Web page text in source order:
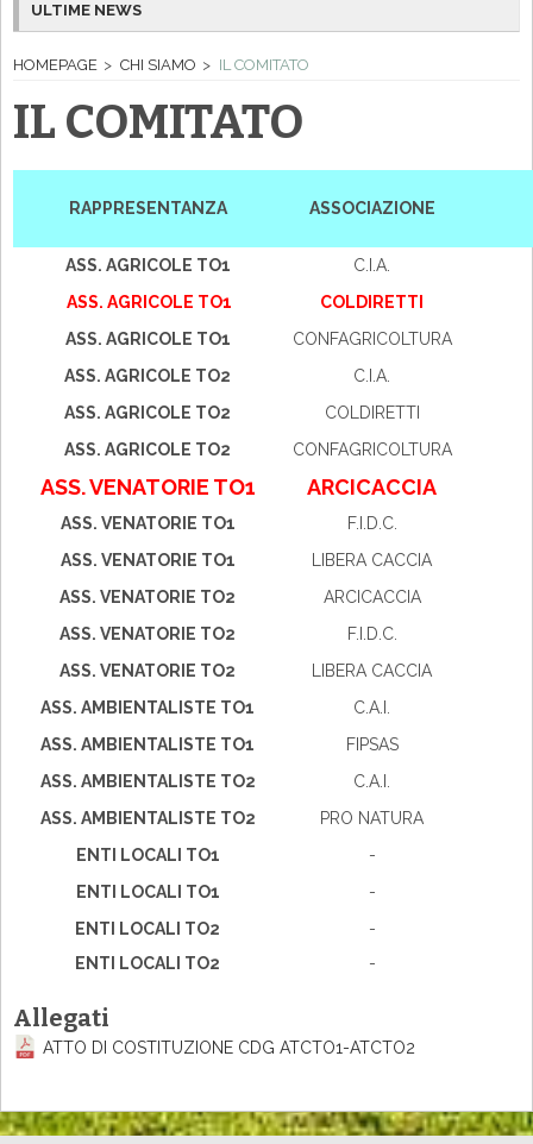
ULTIME NEWS
HOMEPAGE CHI SIAMO IL COMITATO
IL COMITATO
RAPPRESENTANZA ASSOCIAZIONE
ASS. AGRICOLE TO1
C.I.A.
ASS. AGRICOLE TO1
COLDIRETTI
ASS. AGRICOLE TO1
CONFAGRICOLTURA
ASS. AGRICOLE TO2
C.I.A.
ASS. AGRICOLE TO2
COLDIRETTI
ASS. AGRICOLE TO2
CONFAGRICOLTURA
ASS. VENATORIE TO1 ARCICACCIA
ASS. VENATORIE TO1
F.I.D.C.
ASS. VENATORIE TO1
LIBERA CACCIA
ASS. VENATORIE TO2
ARCICACCIA
ASS. VENATORIE TO2
F.I.D.C.
ASS. VENATORIE TO2
LIBERA CACCIA
ASS. AMBIENTALISTE TO1
C.A.I.
ASS. AMBIENTALISTE TO1
FIPSAS
ASS. AMBIENTALISTE TO2
C.A.I.
ASS. AMBIENTALISTE TO2
PRO NATURA
ENTI LOCALI TO1
-
ENTI LOCALI TO1
-
ENTI LOCALI TO2
-
ENTI LOCALI TO2
-
Allegati
ATTO DI COSTITUZIONE CDG ATCTO1-ATCTO2